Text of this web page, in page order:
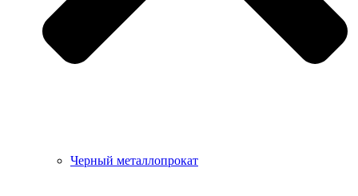
Черный металлопрокат